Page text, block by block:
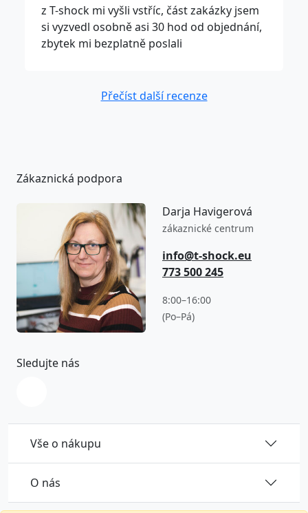
z T-shock mi vyšli vstříc, část zakázky jsem
si vyzvedl osobně asi 30 hod od objednání,
zbytek mi bezplatně poslali
Přečíst další recenze
Vše o nákupu
O nás
Zákaznická podpora
Darja Havigerová
zákaznické centrum
info@t-shock.eu
773 500 245
8:00–16:00
(Po–Pá)
Sledujte nás